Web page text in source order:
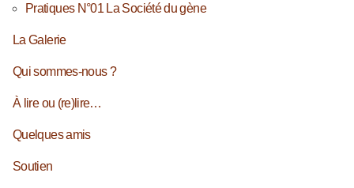
Pratiques N°01 La Société du gène
La Galerie
Qui sommes-nous ?
À lire ou (re)lire…
Quelques amis
Soutien